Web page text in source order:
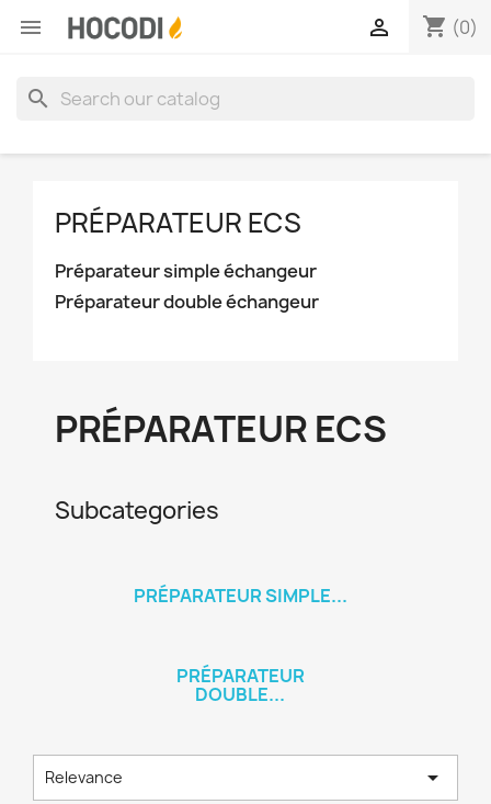
 shopping_cart (0)

search
PRÉPARATEUR ECS
Préparateur simple échangeur
Préparateur double échangeur
PRÉPARATEUR ECS
Subcategories
PRÉPARATEUR SIMPLE...
PRÉPARATEUR
DOUBLE...
Relevance 